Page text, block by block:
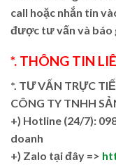
call hoặc nhắn tin
được tư vấn và báo
*. THÔNG TIN
*. TƯ VẤN TRỰC
CÔNG TY TNHH
+) Hotline (24/7):
doanh
+) Zalo tại đây =>